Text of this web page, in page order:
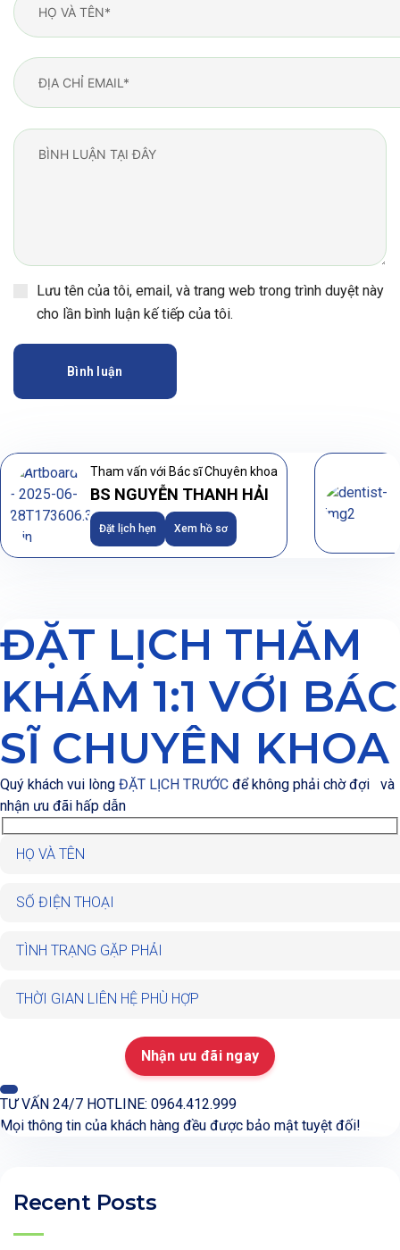
Lưu tên của tôi, email, và trang web trong trình duyệt này
cho lần bình luận kế tiếp của tôi.
Bình luận
Tham vấn với Bác sĩ Chuyên khoa
BS NGUYỄN THANH HẢI
Đặt lịch hẹn Xem hồ sơ
ĐẶT LỊCH THĂM
KHÁM 1:1 VỚI BÁC
SĨ CHUYÊN KHOA
Quý khách vui lòng ĐẶT LỊCH TRƯỚC đểkhông phải chờ đợi
và
nhận ưu đãi hấp dẫn
TƯ VẤN 24/7 HOTLINE: 0964.412.999
Mọi thông tin của khách hàng đều được bảo mật tuyệt đối!
Recent Posts